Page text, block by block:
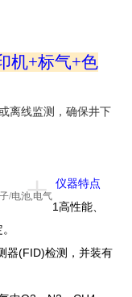
机+标气+色
离线监测，确保井下
+
/电池,电气
仪器特点
1高性能、
器(FID)检测，并装有